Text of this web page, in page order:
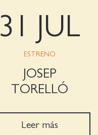
31 JUL
ESTRENO
JOSEP
TORELLÓ
Leer más